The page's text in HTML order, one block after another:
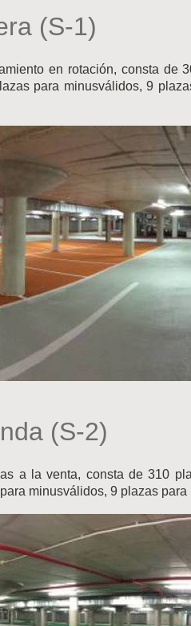
(S-1)
en rotación, consta de
para minusválidos, 9
(S-2)
a la venta, consta de 310
minusválidos, 9 plazas